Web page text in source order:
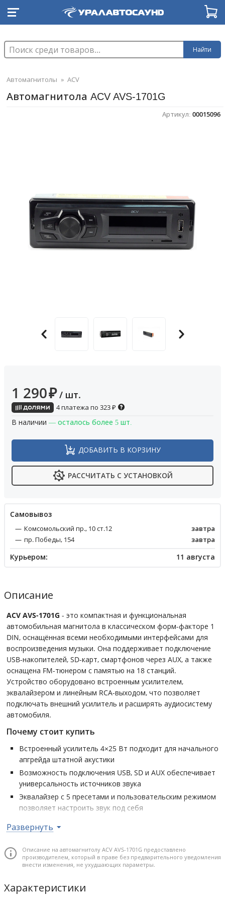
Найти
Автомагнитолы » ACV
Автомагнитола ACV AVS-1701G
Артикул: 00015096
1 290₽ / шт.
4 платежа по 323₽
В наличии — осталось более 5 шт.
ДОБАВИТЬ В КОРЗИНУ
РАССЧИТАТЬ С УСТАНОВКОЙ
Cамовывоз
Комсомольский пр., 10 ст.12
завтра
пр. Победы, 154
завтра
Курьером: 11 августа
Описание
ACV AVS-1701G - это компактная и функциональная
автомобильная магнитола в классическом форм-факторе 1
DIN, оснащённая всеми необходимыми интерфейсами для
воспроизведения музыки. Она поддерживает подключение
USB-накопителей, SD-карт, смартфонов через AUX, а также
оснащена FM-тюнером с памятью на 18 станций.
Устройство оборудовано встроенным усилителем,
эквалайзером и линейным RCA-выходом, что позволяет
подключать внешний усилитель и расширять аудиосистему
автомобиля.
Почему стоит купить
Встроенный усилитель 4×25 Вт подходит для начального
апгрейда штатной акустики
Возможность подключения USB, SD и AUX обеспечивает
универсальность источников звука
Эквалайзер с 5 пресетами и пользовательским режимом
позволяет настроить звук под себя
расширить аудиосистему
обеспечивают комфорт в эксплуатации
Развернуть
Описание на автомагнитолу ACV AVS-1701G предоставлено
производителем, который в праве без предварительного уведомления
внести изменения, не ухудшающих параметры.
Характеристики